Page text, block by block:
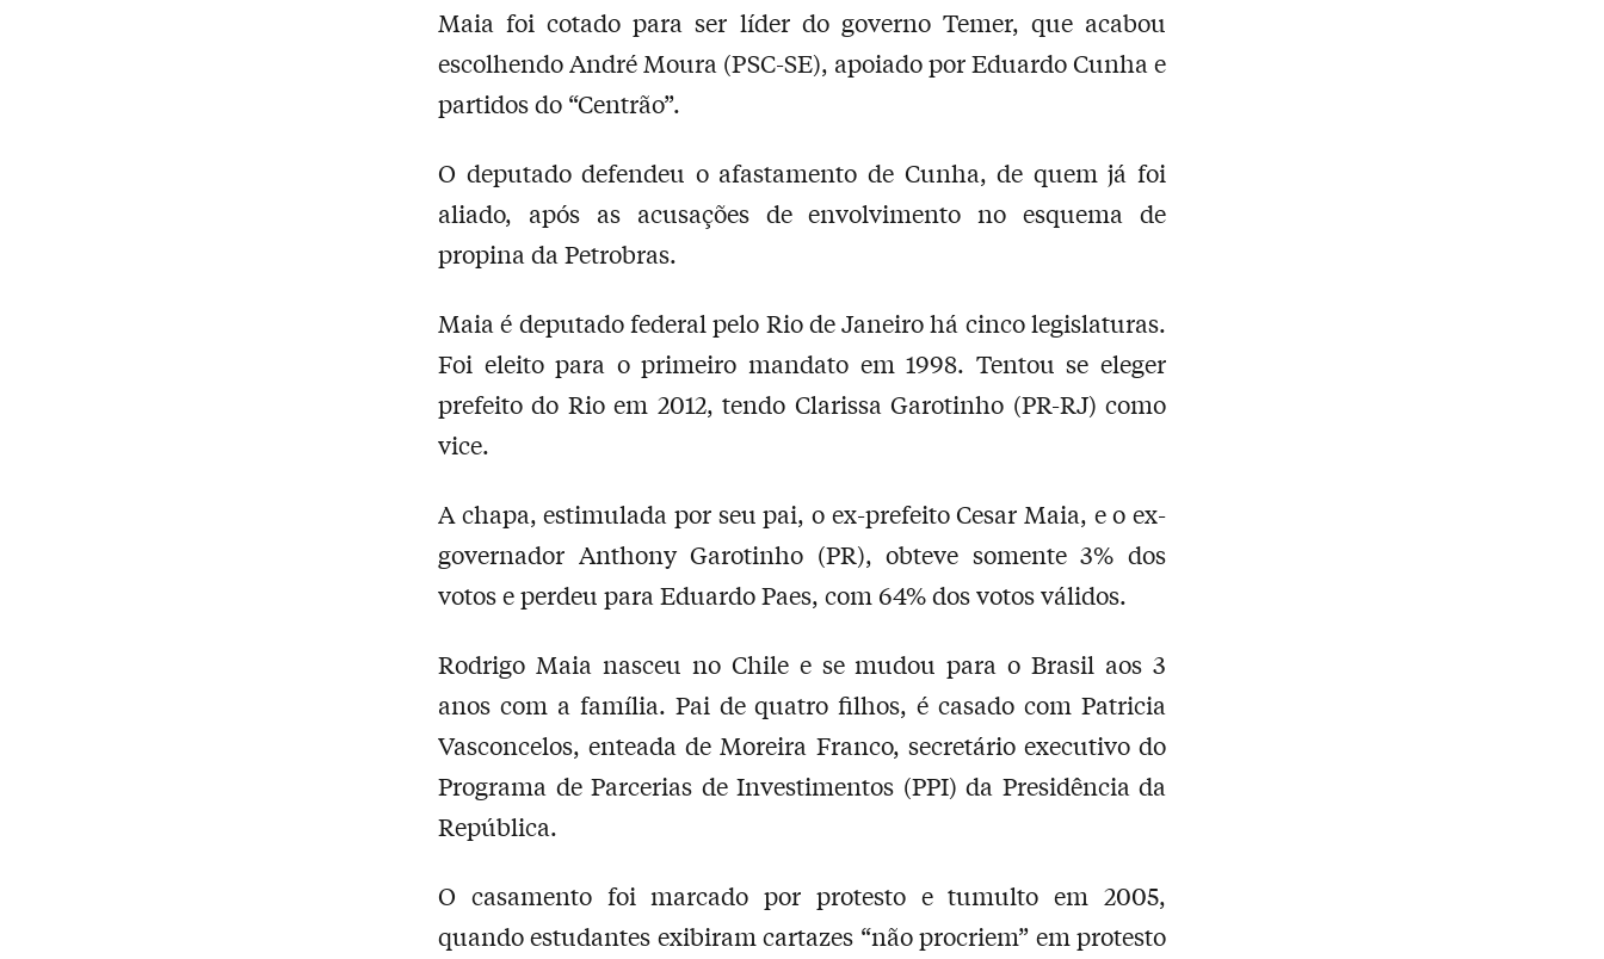
Maia foi cotado para ser líder do governo Temer, que acabou
escolhendo André Moura (PSC-SE), apoiado por Eduardo Cunha e
partidos do “Centrão”.
O deputado defendeu o afastamento de Cunha, de quem já foi
aliado, após as acusações de envolvimento no esquema de
propina da Petrobras.
Maia é deputado federal pelo Rio de Janeiro há cinco legislaturas.
Foi eleito para o primeiro mandato em 1998. Tentou se eleger
prefeito do Rio em 2012, tendo Clarissa Garotinho (PR-RJ) como
vice.
A chapa, estimulada por seu pai, o ex-prefeito Cesar Maia, e o ex-
governador Anthony Garotinho (PR), obteve somente 3% dos
votos e perdeu para Eduardo Paes, com 64% dos votos válidos.
Rodrigo Maia nasceu no Chile e se mudou para o Brasil aos 3
anos com a família. Pai de quatro filhos, é casado com Patricia
Vasconcelos, enteada de Moreira Franco, secretário executivo do
Programa de Parcerias de Investimentos (PPI) da Presidência da
República.
O casamento foi marcado por protesto e tumulto em 2005,
quando estudantes exibiram cartazes “não procriem” em protesto